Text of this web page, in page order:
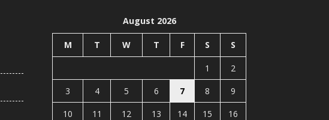
August 2026
M T W T F S S
1
2
3
4 5 6 7 8
9
10
11 12 13 14 15
16